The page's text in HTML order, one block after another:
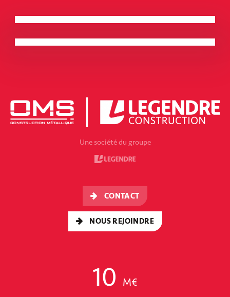
BRETAGNE - RENNES
Une société du groupe
CONTACT
NOUS REJOINDRE
10 M€